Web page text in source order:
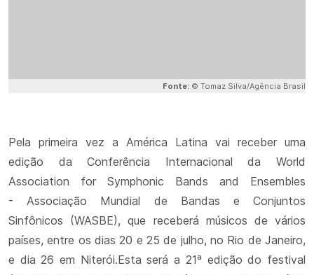
Fonte: © Tomaz Silva/Agência Brasil
Pela primeira vez a América Latina vai receber uma
edição da Conferência Internacional da World
Association for Symphonic Bands and Ensembles
- Associação Mundial de Bandas e Conjuntos
Sinfônicos (WASBE), que receberá músicos de vários
países, entre os dias 20 e 25 de julho, no Rio de Janeiro,
e dia 26 em Niterói.Esta será a 21ª edição do festival